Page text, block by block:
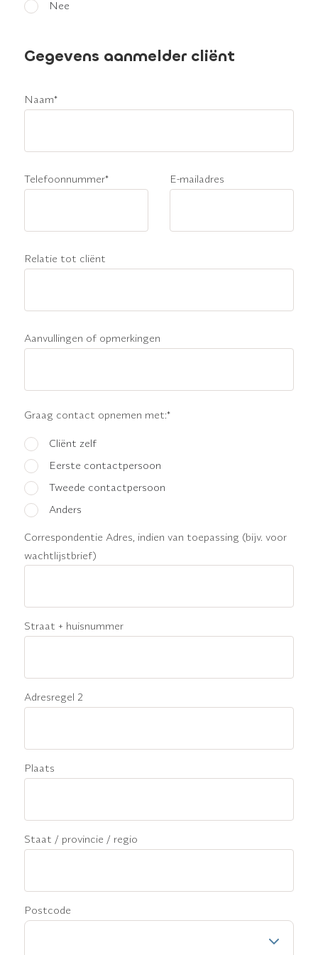
Nee
Gegevens aanmelder cliënt
Naam*
Telefoonnummer* E-mailadres
Relatie tot cliënt
Aanvullingen of opmerkingen
Graag contact opnemen met:*
Cliënt zelf
Eerste contactpersoon
Tweede contactpersoon
Anders
Correspondentie Adres, indien van toepassing (bijv. voor
wachtlijstbrief)
Straat + huisnummer
Adresregel 2
Plaats
Staat / provincie / regio
Postcode